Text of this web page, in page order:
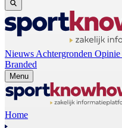
Nieuws Achtergronden Opinie
Branded
Menu
Home